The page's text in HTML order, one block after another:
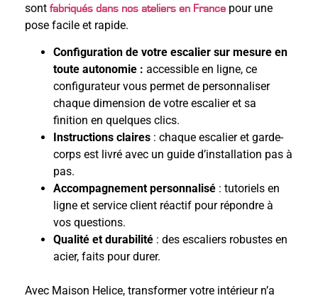
sont fabriqués dans nos ateliers en France pour une
pose facile et rapide.
Configuration de votre escalier sur mesure en
toute autonomie : accessible en ligne, ce
configurateur vous permet de personnaliser
chaque dimension de votre escalier et sa
finition en quelques clics.
Instructions claires : chaque escalier et garde-
corps est livré avec un guide d’installation pas à
pas.
Accompagnement personnalisé : tutoriels en
ligne et service client réactif pour répondre à
vos questions.
Qualité et durabilité : des escaliers robustes en
acier, faits pour durer.
Avec Maison Helice, transformer votre intérieur n’a